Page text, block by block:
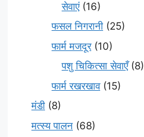
सेवाएं(16)
फसल निगरानी (25)
फार्म मजदूर(10)
पशु चिकित्सा सेवाएँ(8)
फार्म रखरखाव(15)
मंडी (8)
मत्स्य पालन (68)